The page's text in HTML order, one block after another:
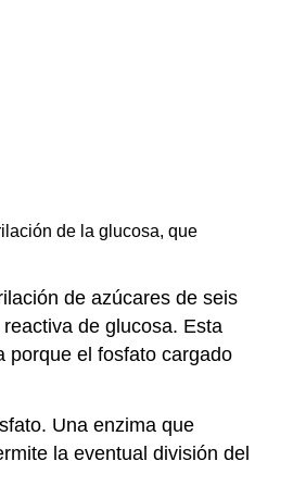
de la glucosa, que
de azúcares de seis
de glucosa. Esta
porque el fosfato cargado
Una enzima que
la eventual división del